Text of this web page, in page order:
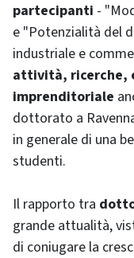
partecipanti -
e "Potenzialità del
industriale e
attività, ricerche,
imprenditoriale
dottorato a
in generale di una
studenti.
Il rapporto tra
grande attualità,
di coniugare la